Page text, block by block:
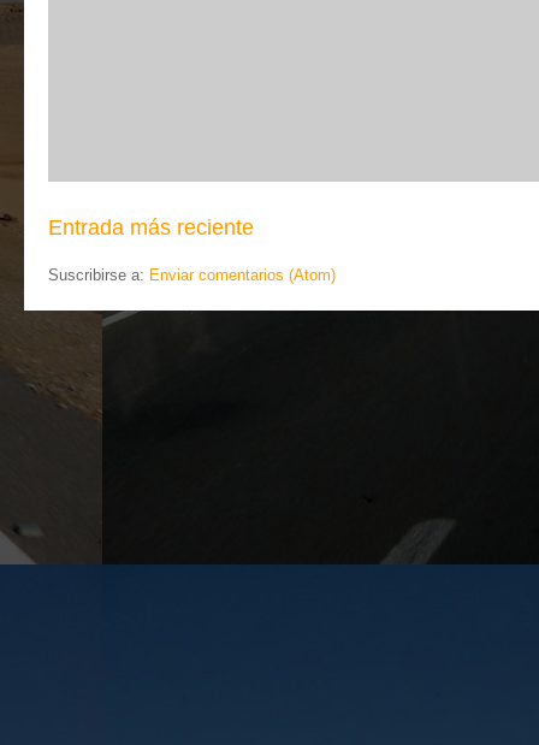
Entrada más reciente
Suscribirse a: Enviar comentarios (Atom)